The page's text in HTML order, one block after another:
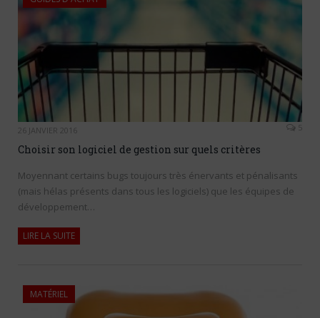
26 JANVIER 2016 5
Choisir son logiciel de gestion sur quels critères
Moyennant certains bugs toujours très énervants et pénalisants
(mais hélas présents dans tous les logiciels) que les équipes de
développement…
LIRE LA SUITE
MATÉRIEL